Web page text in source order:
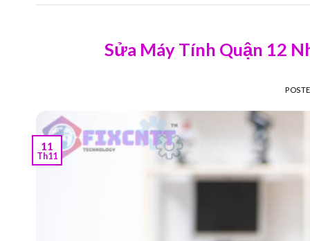
Sửa Máy Tính Quận 12
11
Th11